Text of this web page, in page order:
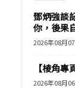
鄧炳強談
你，後果
2026年08月
【棱角
2026年08月